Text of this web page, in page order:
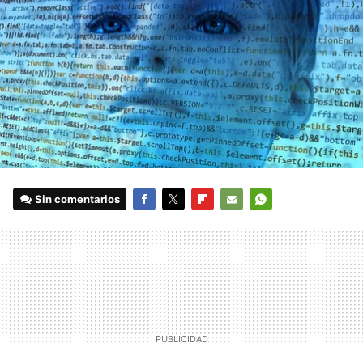
Sin comentarios
MAIL